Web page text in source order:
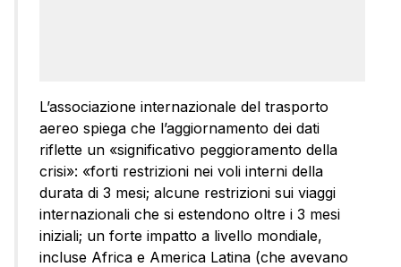
L’associazione internazionale del trasporto
aereo spiega che l’aggiornamento dei dati
riflette un «significativo peggioramento della
crisi»: «forti restrizioni nei voli interni della
durata di 3 mesi; alcune restrizioni sui viaggi
internazionali che si estendono oltre i 3 mesi
iniziali; un forte impatto a livello mondiale,
incluse Africa e America Latina (che avevano